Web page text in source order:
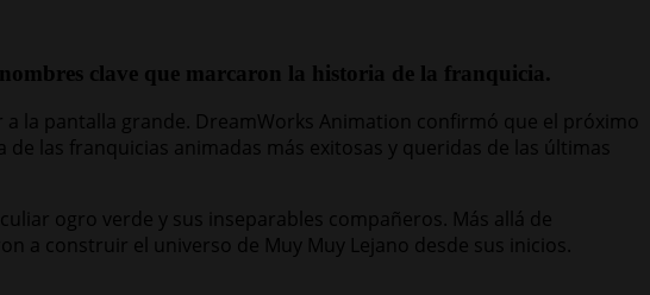
clave que marcaron la historia de la franquicia.
a la pantalla grande. DreamWorks Animation confirmó que el próximo
las franquicias animadas más exitosas y queridas de las últimas
ogro verde y sus inseparables compañeros. Más allá de
a construir el universo de Muy Muy Lejano desde sus inicios.